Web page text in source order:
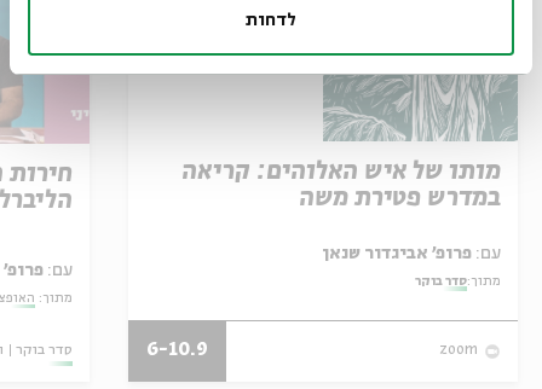
לדחות
מותו של איש האלוהים: קריאה
במדרש פטירת משה
עם:
מתוך:סדר בוקר
zoom
6-10.9
עם: פרופ'
מתוך:
סדר בוקר